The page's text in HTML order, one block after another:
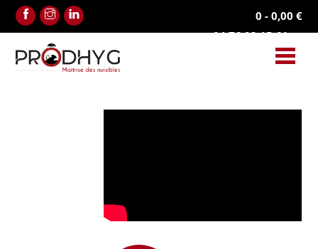
Facebook
InstagramLinkedin 0 - 0,00 €
04.76.03.15.61